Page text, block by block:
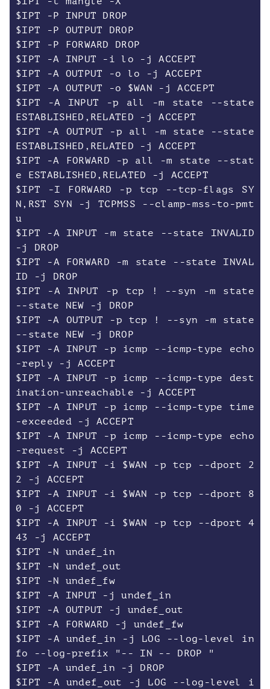
$IPT -P INPUT DROP
$IPT -P OUTPUT DROP
$IPT -P FORWARD DROP
$IPT -A INPUT -i lo -j ACCEPT
$IPT -A OUTPUT -o lo -j ACCEPT
$IPT -A OUTPUT -o $WAN -j ACCEPT
$IPT -A INPUT -p all -m state --state
ESTABLISHED,RELATED -j ACCEPT
$IPT -A OUTPUT -p all -m state --state
ESTABLISHED,RELATED -j ACCEPT
$IPT -A FORWARD -p all -m state --stat
e ESTABLISHED,RELATED -j ACCEPT
$IPT -I FORWARD -p tcp --tcp-flags SY
N,RST SYN -j TCPMSS --clamp-mss-to-pmt
u
$IPT -A INPUT -m state --state INVALID
-j DROP
$IPT -A FORWARD -m state --state INVAL
ID -j DROP
$IPT -A INPUT -p tcp ! --syn -m state
--state NEW -j DROP
$IPT -A OUTPUT -p tcp ! --syn -m state
--state NEW -j DROP
$IPT -A INPUT -p icmp --icmp-type echo
-reply -j ACCEPT
$IPT -A INPUT -p icmp --icmp-type dest
ination-unreachable -j ACCEPT
$IPT -A INPUT -p icmp --icmp-type time
-exceeded -j ACCEPT
$IPT -A INPUT -p icmp --icmp-type echo
-request -j ACCEPT
$IPT -A INPUT -i $WAN -p tcp --dport 2
2 -j ACCEPT
$IPT -A INPUT -i $WAN -p tcp --dport 8
0 -j ACCEPT
$IPT -A INPUT -i $WAN -p tcp --dport 4
43 -j ACCEPT
$IPT -N undef_in
$IPT -N undef_out
$IPT -N undef_fw
$IPT -A INPUT -j undef_in
$IPT -A OUTPUT -j undef_out
$IPT -A FORWARD -j undef_fw
$IPT -A undef_in -j LOG --log-level in
fo --log-prefix "-- IN -- DROP "
$IPT -A undef_in -j DROP
$IPT -A undef_out -j LOG --log-level i